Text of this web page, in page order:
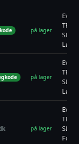
på lager
TFK-
SLIM
på lager
TFK-
SLIM
på lager
TFK-
SLIM